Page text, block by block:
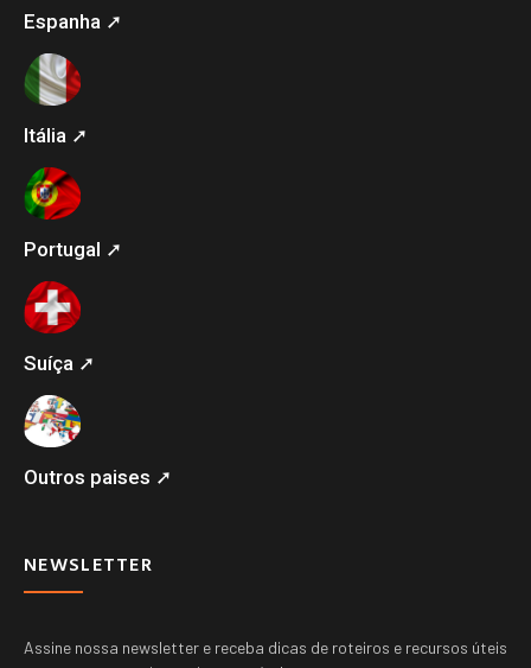
Espanha ➚
Itália ➚
Portugal ➚
Suíça ➚
Outros paises ➚
NEWSLETTER
Assine nossa newsletter e receba dicas de roteiros e recursos úteis